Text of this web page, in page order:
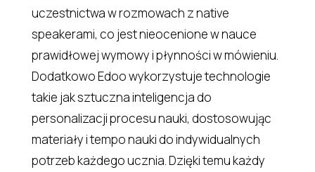
uczestnictwa w rozmowach z native
speakerami, co jest nieocenione w nauce
prawidłowej wymowy i płynności w mówieniu.
Dodatkowo Edoo wykorzystuje technologie
takie jak sztuczna inteligencja do
personalizacji procesu nauki, dostosowując
materiały i tempo nauki do indywidualnych
potrzeb każdego ucznia. Dzięki temu każdy